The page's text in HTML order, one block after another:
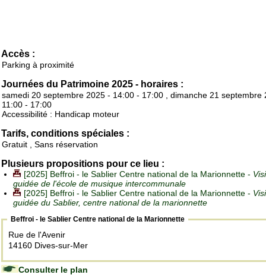
Accès :
Parking à proximité
Journées du Patrimoine 2025 - horaires :
samedi 20 septembre 2025 - 14:00 - 17:00 , dimanche 21 septembre
11:00 - 17:00
Accessibilité : Handicap moteur
Tarifs, conditions spéciales :
Gratuit , Sans réservation
Plusieurs propositions pour ce lieu :
[2025] Beffroi - le Sablier Centre national de la Marionnette -
guidée de l'école de musique intercommunale
[2025] Beffroi - le Sablier Centre national de la Marionnette -
guidée du Sablier, centre national de la marionnette
Beffroi - le Sablier Centre national de la Marionnette
Rue de l'Avenir
14160 Dives-sur-Mer
Consulter le plan